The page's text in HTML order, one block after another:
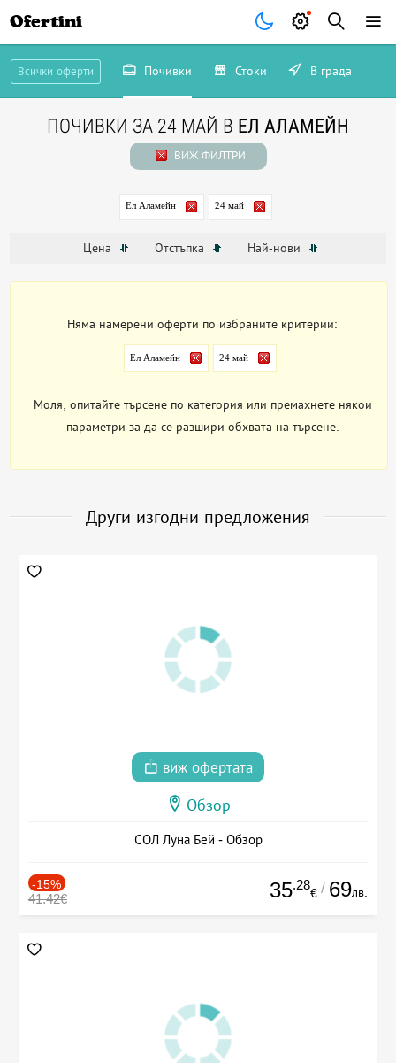
Ofertini
Всички оферти Почивки Стоки В града
ПОЧИВКИ ЗА 24 МАЙ В ЕЛ АЛАМЕЙН
ВИЖ ФИЛТРИ
Ел Аламейн 24 май
Цена Отстъпка Най-нови
Няма намерени оферти по избраните критерии:
Ел Аламейн 24 май
Моля, опитайте търсене по категория или премахнете някои
параметри за да се разшири обхвата на търсене.
Други изгодни предложения
виж офертата
Обзор
СОЛ Луна Бей - Обзор
-15%
41.42€ 35.28
€ / 69лв.